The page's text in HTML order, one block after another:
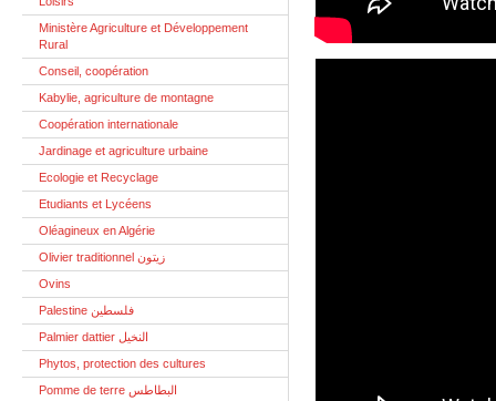
Ministère Agriculture et Développement
Rural
Conseil, coopération
Kabylie, agriculture de montagne
Coopération internationale
Jardinage et agriculture urbaine
Ecologie et Recyclage
Etudiants et Lycéens
Oléagineux en Algérie
Olivier traditionnel زيتون
Ovins
Palestine فلسطين
Palmier dattier النخيل
Phytos, protection des cultures
Pomme de terre البطاطس